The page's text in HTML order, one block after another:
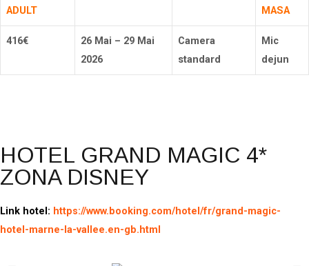
ADULT
MASA
416€
26 Mai – 29 Mai
2026
Camera
standard
Mic
dejun
HOTEL GRAND MAGIC 4*
ZONA DISNEY
Link hotel: https://www.booking.com/hotel/fr/grand-magic-
hotel-marne-la-vallee.en-gb.html